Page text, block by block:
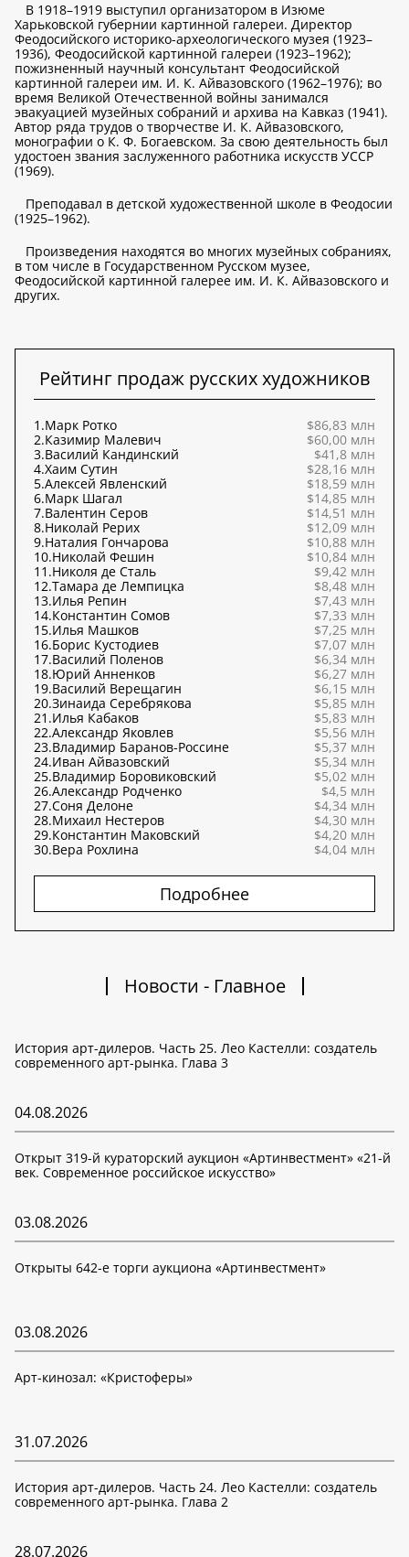
В 1918–1919 выступил организатором в Изюме
Харьковской губернии картинной галереи. Директор
Феодосийского историко-археологического музея (1923–
1936), Феодосийской картинной галереи (1923–1962);
пожизненный научный консультант Феодосийской
картинной галереи им. И. К. Айвазовского (1962–1976); во
время Великой Отечественной войны занимался
эвакуацией музейных собраний и архива на Кавказ (1941).
Автор ряда трудов о творчестве И. К. Айвазовского,
монографии о К. Ф. Богаевском. За свою деятельность был
удостоен звания заслуженного работника искусств УССР
(1969).
Преподавал в детской художественной школе в Феодосии
(1925–1962).
Произведения находятся во многих музейных собраниях,
в том числе в Государственном Русском музее,
Феодосийской картинной галерее им. И. К. Айвазовского и
других.
Рейтинг продаж русских художников
1.Марк Ротко
$86,83 млн
2.Казимир Малевич
$60,00 млн
3.Василий Кандинский
$41,8 млн
4.Хаим Сутин
$28,16 млн
5.Алексей Явленский
$18,59 млн
6.Марк Шагал
$14,85 млн
7.Валентин Серов
$14,51 млн
8.Николай Рерих
$12,09 млн
9.Наталия Гончарова
$10,88 млн
10.Николай Фешин
$10,84 млн
11.Николя де Сталь
$9,42 млн
12.Тамара де Лемпицка
$8,48 млн
13.Илья Репин
$7,43 млн
14.Константин Сомов
$7,33 млн
15.Илья Машков
$7,25 млн
16.Борис Кустодиев
$7,07 млн
17.Василий Поленов
$6,34 млн
18.Юрий Анненков
$6,27 млн
19.Василий Верещагин
$6,15 млн
20.Зинаида Серебрякова
$5,85 млн
21.Илья Кабаков
$5,83 млн
22.Александр Яковлев
$5,56 млн
23.Владимир Баранов-Россине
$5,37 млн
24.Иван Айвазовский
$5,34 млн
25.Владимир Боровиковский
$5,02 млн
26.Александр Родченко
$4,5 млн
27.Соня Делоне
$4,34 млн
28.Михаил Нестеров
$4,30 млн
29.Константин Маковский
$4,20 млн
30.Вера Рохлина $4,04 млн
Подробнее
Новости - Главное
История арт-дилеров. Часть 25. Лео Кастелли: создатель
современного арт-рынка. Глава 3
04.08.2026
Открыт 319-й кураторский аукцион «Артинвестмент» «21-й
век. Современное российское искусство»
03.08.2026
Открыты 642-е торги аукциона «Артинвестмент»
03.08.2026
Арт-кинозал: «Кристоферы»
31.07.2026
История арт-дилеров. Часть 24. Лео Кастелли: создатель
современного арт-рынка. Глава 2
28.07.2026